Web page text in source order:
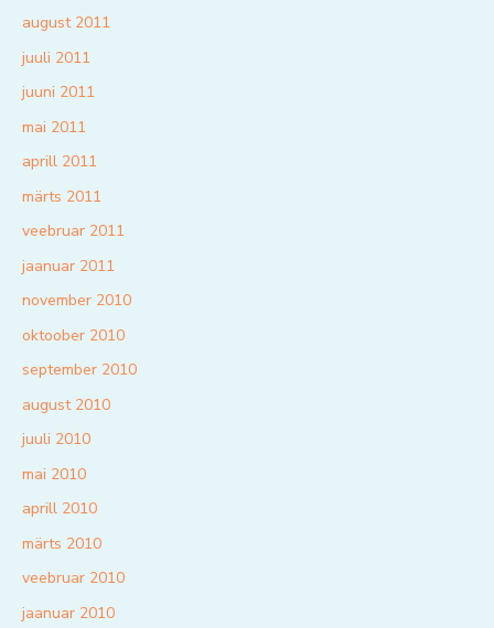
august 2011
juuli 2011
juuni 2011
mai 2011
aprill 2011
märts 2011
veebruar 2011
jaanuar 2011
november 2010
oktoober 2010
september 2010
august 2010
juuli 2010
mai 2010
aprill 2010
märts 2010
veebruar 2010
jaanuar 2010